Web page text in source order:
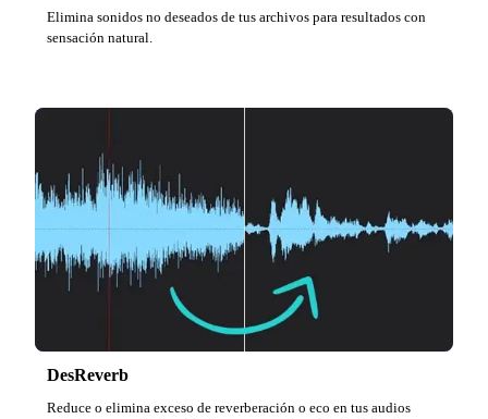
Elimina sonidos no deseados de tus archivos para resultados con
sensación natural.
DesReverb
Reduce o elimina exceso de reverberación o eco en tus audios